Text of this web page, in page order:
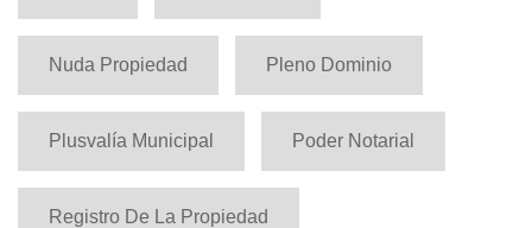
Nuda Propiedad Pleno Dominio
Plusvalía Municipal Poder Notarial
Registro De La Propiedad